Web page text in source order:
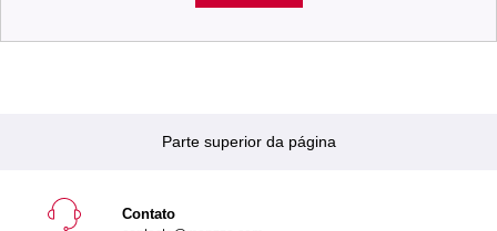
Parte superior da página
Contato